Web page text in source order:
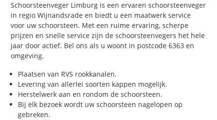
Schoorsteenveger Limburg is een ervaren schoorsteenveger
in regio Wijnandsrade en biedt u een maatwerk service
voor uw schoorsteen. Met een ruime ervaring, scherpe
prijzen en snelle service zijn de schoorsteenvegers het hele
jaar door actief. Bel ons als u woont in postcode 6363 en
omgeving.
Plaatsen van RVS rookkanalen.
Levering van allerlei soorten kappen mogelijk.
Herstelwerk aan en rondom de schoorsteen.
Bij elk bezoek wordt uw schoorsteen nagelopen op
gebreken.